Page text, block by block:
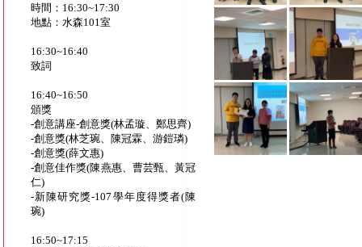
時間：16:30~17:30
地點：水森101室
16:30~16:40
致詞
16:40~16:50
頒獎
-創意講座-創意獎(林孟璇、鄭思齊)
-創意獎(林芝琬、陳冠霖、游鎧璘)
-創意獎(薛文惠)
-創意佳作獎(陳燕惠、曹芸甄、黃冠
仁)
-新陳研究獎-107學年度得獎者(陳
琬)
16:50~17:15